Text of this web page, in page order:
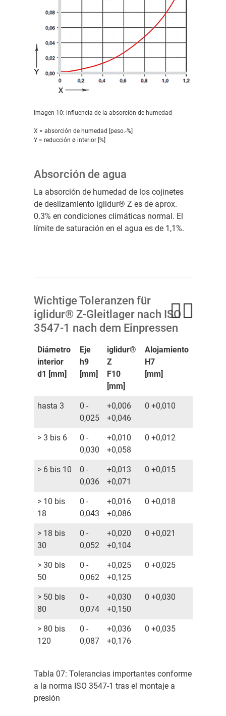
Imagen 10: influencia de la absorción de humedad
X = absorción de humedad [peso.-%]
Y = reducción ø interior [%]
Absorción de agua
La absorción de humedad de los cojinetes
de deslizamiento iglidur® Z es de aprox.
0.3% en condiciones climáticas normal. El
límite de saturación en el agua es de 1,1%.
Wichtige Toleranzen für
iglidur® Z-Gleitlager nach ISO
3547-1 nach dem Einpressen
Diámetro
interior
d1 [mm]
Eje
h9
[mm]
iglidur®
Z
F10
[mm]
Alojamiento
H7
[mm]
hasta 3
0 -
0,025
+0,006
+0,046
0 +0,010
> 3 bis 6
0 -
0,030
+0,010
+0,058
0 +0,012
> 6 bis 10
0 -
0,036
+0,013
+0,071
0 +0,015
> 10 bis
18
0 -
0,043
+0,016
+0,086
0 +0,018
> 18 bis
30
0 -
0,052
+0,020
+0,104
0 +0,021
> 30 bis
50
0 -
0,062
+0,025
+0,125
0 +0,025
> 50 bis
80
0 -
0,074
+0,030
+0,150
0 +0,030
> 80 bis
120
0 -
0,087
+0,036
+0,176
0 +0,035
Tabla 07: Tolerancias importantes conforme
a la norma ISO 3547-1 tras el montaje a
presión